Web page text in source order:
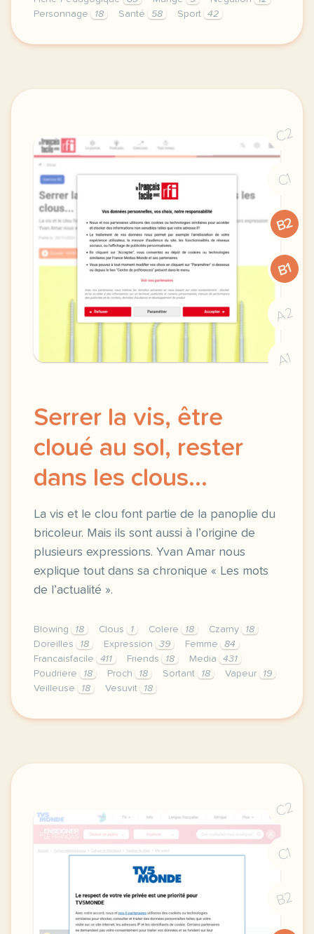
Personnage
18 Santé 58 Sport 42
encore un petit court metrage muet tres adapte
C2
C1
B2
B1
A2
A1
Serrer la vis, être
cloué au sol, rester
dans les clous...
La vis et le clou font partie de la panoplie du
bricoleur. Mais ils sont aussi à l’origine de
plusieurs expressions. Yvan Amar nous
explique tout dans sa chronique « Les mots
de l’actualité ».
Blowing 18 Clous 1 Colere 18 Czarny
18
Doreilles
18 Expression 39 Femme
84
Francaisfacile
411 Friends 18 Media
431
Poudriere
18 Proch 18 Sortant 18 Vapeur
19
Veilleuse
18 Vesuvit 18
exercice b2 serrer la vis etre cloue au sol rester
C2
C1
B2